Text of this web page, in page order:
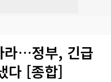
라…정부, 긴급
다 [종합]